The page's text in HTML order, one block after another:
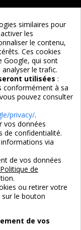
100% SÉCURISÉ
/ Amex / Virement
similaires pour
les
le contenu,
Ces cookies
Google, qui sont
le trafic.
utilisées :
conformément à sa
pouvez consulter
privacy/.
vos données
de confidentialité.
via
de vos données
Politique de
ou retirer votre
le bouton
de vos